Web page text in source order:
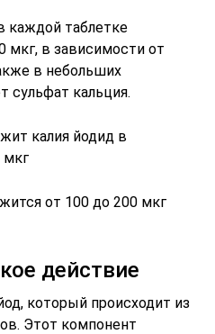
каждой таблетке
мкг, в зависимости от
в небольших
сульфат кальция.
от 100 до 200 мкг
действие
который происходит из
Этот компонент